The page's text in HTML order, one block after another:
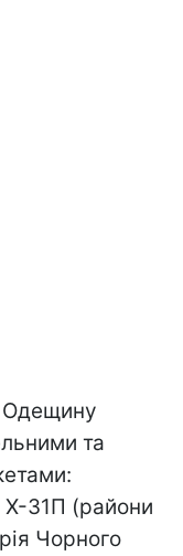
Одещину
та
31П (райони
Чорного